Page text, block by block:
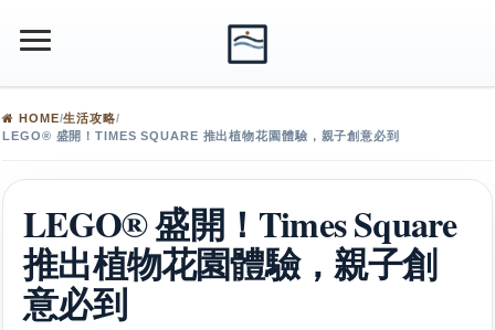
HOME/生活攻略/
LEGO® 盛開！TIMES SQUARE 推出植物花園體驗，親子創意必到
LEGO® 盛開！Times Square
推出植物花園體驗，親子創
意必到